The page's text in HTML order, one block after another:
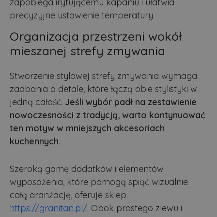
precyzyjne ustawienie temperatury.
Organizacja przestrzeni wokół
mieszanej strefy zmywania
Stworzenie stylowej strefy zmywania wymaga
zadbania o detale, które łączą obie stylistyki w
jedną całość. Jeśli wybór padł na zestawienie
nowoczesności z tradycją, warto kontynuować
ten motyw w mniejszych akcesoriach
kuchennych.
Szeroką gamę dodatków i elementów
wyposażenia, które pomogą spiąć wizualnie
całą aranżację, oferuje sklep
https://granitan.pl/. Obok prostego zlewu i